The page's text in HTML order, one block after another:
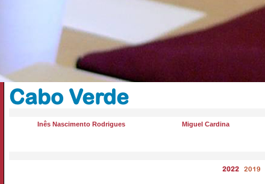
Cabo Verde
Inês Nascimento Rodrigues Miguel Cardina
2022 2019